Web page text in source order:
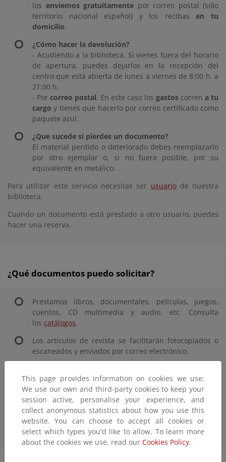
los enviemos gratuitamente por correo postal (sólo
territorio nacional español) y los recibasen tu
domicilio.
¿Cómo hacer la devolución?
- Acudiendo a la biblioteca. Si vienes fuera del horario
de apertura, puedes dejarlos en la recepción del
centro que está abierta de lunes a viernes de 8:00 h. a
21:00 h.
- Por correo postal. En este caso los gastos corren a tu
cargo y tienes que hacerlo por correo certificado como
paquete azul.
¿Que sucede si pierdes un documento?
El material perdido o deteriorado debes reemplazarlo
por otro ejemplar o, si no fuera posible, por su
equivalente en metálico.
Para utilizar este servicio necesitas ser usuariode nuestra
biblioteca.
Cuando un documento está prestado a otro usuario, puedes
hacer una reserva.
¿Qué documentos puedo solicitar?
Prestamos libros, documentales, películas, juegos,
cuentos, CD multimedia y audio, etc. Consulta
los catálogos.
Los artículos de revista se facilitarán fotocopiados o
escaneados y enviados por correo electrónico.
prestan cuando el usuario recoge y entrega el material
en la biblioteca.
No se prestarán: obras de referencia, revistas y
aquellos documentos que se consideran excluidos por
razones de conservación o problemas de autoría.
This page provides information on cookies we use:
We use our own and third-party cookies to keep your
session active, personalise your experience, and
collect anonymous statistics about how you use this
website. You can choose to accept all cookies or
select which types you'd like to allow. To learn more
about the cookies we use, read our Cookies Policy.